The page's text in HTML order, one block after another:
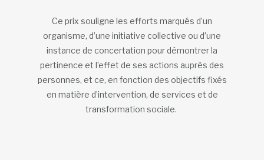
Ce prix souligne les efforts marqués d’un
organisme, d’une initiative collective ou d’une
instance de concertation pour démontrer la
pertinence et l’effet de ses actions auprès des
personnes, et ce, en fonction des objectifs fixés
en matière d’intervention, de services et de
transformation sociale.